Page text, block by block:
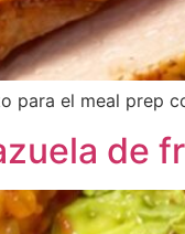
para el meal prep
de